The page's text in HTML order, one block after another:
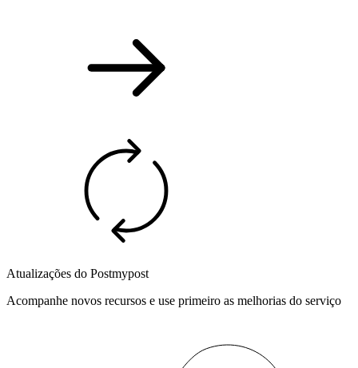
Atualizações do Postmypost
Acompanhe novos recursos e use primeiro as melhorias do serviço